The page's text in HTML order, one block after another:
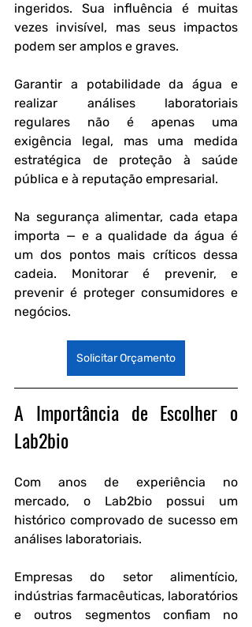
ingeridos. Sua influência é muitas
vezes invisível, mas seus impactos
podem ser amplos e graves.
Garantir a potabilidade da água e
realizar análises laboratoriais
regulares não é apenas uma
exigência legal, mas uma medida
estratégica de proteção à saúde
pública e à reputação empresarial.
Na segurança alimentar, cada etapa
importa — e a qualidade da água é
um dos pontos mais críticos dessa
cadeia. Monitorar é prevenir, e
prevenir é proteger consumidores e
negócios.
Solicitar Orçamento
A Importância de Escolher o
Lab2bio
Com anos de experiência no
mercado, o Lab2bio possui um
histórico comprovado de sucesso em
análises laboratoriais.
Empresas do setor alimentício,
indústrias farmacêuticas, laboratórios
e outros segmentos confiam no